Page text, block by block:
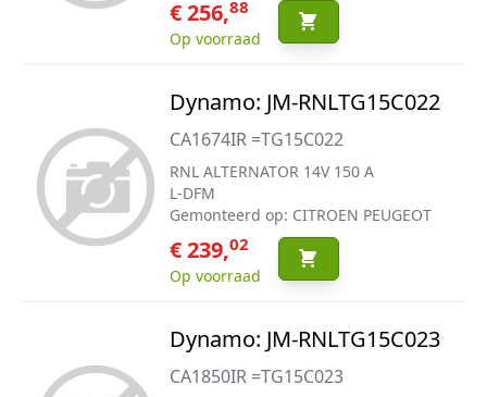
€ 256,88
Op voorraad
Dynamo: JM-RNLTG15C022
CA1674IR =TG15C022
RNL ALTERNATOR 14V 150 A
L-DFM
Gemonteerd op: CITROEN PEUGEOT
€ 239,02
Op voorraad
Dynamo: JM-RNLTG15C023
CA1850IR =TG15C023